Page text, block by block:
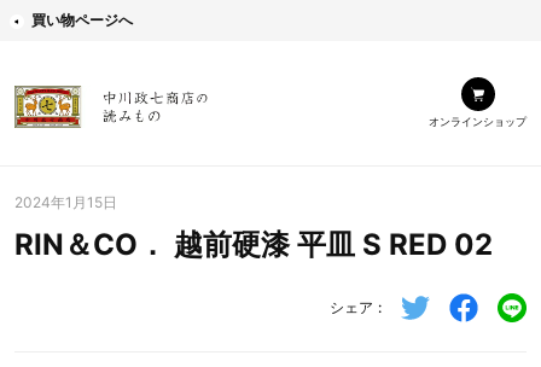
買い物ページへ
オンラインショップ
2024年1月15日
RIN＆CO． 越前硬漆 平皿 S RED 02
シェア